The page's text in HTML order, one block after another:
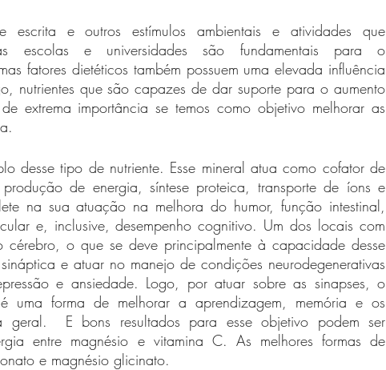
escrita e outros estímulos ambientais e atividades que
escolas e universidades são fundamentais para o
fatores dietéticos também possuem uma elevada influência
nutrientes que são capazes de dar suporte para o aumento
extrema importância se temos como objetivo melhorar as
desse tipo de nutriente. Esse mineral atua como cofator de
de energia, síntese proteica, transporte de íons e
na sua atuação na melhora do humor, função intestinal,
e, inclusive, desempenho cognitivo. Um dos locais com
o que se deve principalmente à capacidade desse
e atuar no manejo de condições neurodegenerativas
e ansiedade. Logo, por atuar sobre as sinapses, o
uma forma de melhorar a aprendizagem, memória e os
geral.  E bons resultados para esse objetivo podem ser
entre magnésio e vitamina C. As melhores formas de
e magnésio glicinato.